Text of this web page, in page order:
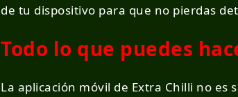
de tu dispositivo para que no pierdas
Todo lo que puedes
La aplicación móvil de Extra Chilli no